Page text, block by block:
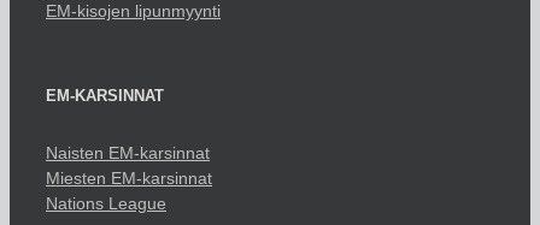
EM-kisojen lipunmyynti
EM-KARSINNAT
Naisten EM-karsinnat
Miesten EM-karsinnat
Nations League